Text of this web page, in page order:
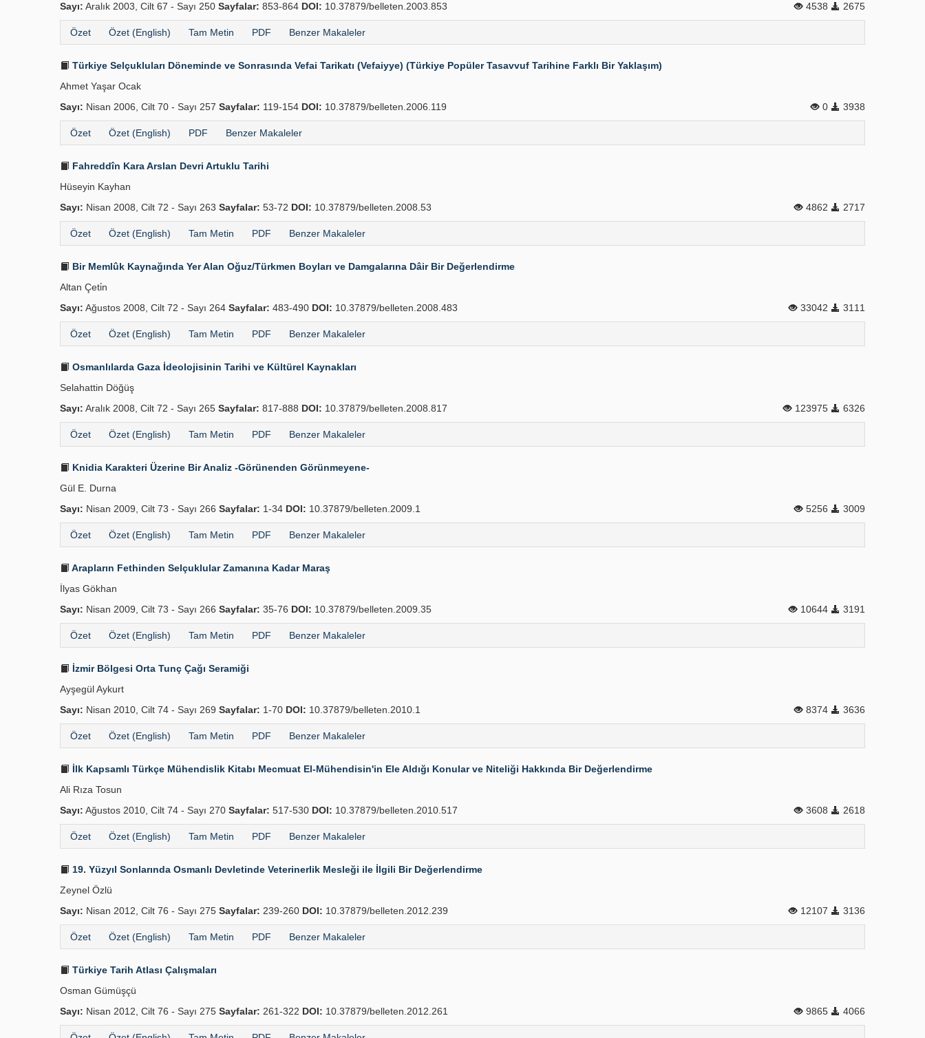
Sayı: Aralık 2003, Cilt 67 - Sayı 250 Sayfalar: 853-864 DOI: 10.37879/belleten.2003.853 4538 2675
Özet Özet (English) Tam Metin PDF Benzer Makaleler
Türkiye Selçukluları Döneminde ve Sonrasında Vefai Tarikatı (Vefaiyye) (Türkiye Popüler Tasavvuf Tarihine Farklı Bir Yaklaşım)
Ahmet Yaşar Ocak
Sayı: Nisan 2006, Cilt 70 - Sayı 257 Sayfalar: 119-154 DOI: 10.37879/belleten.2006.119 0 3938
Özet Özet (English) PDF Benzer Makaleler
Fahreddîn Kara Arslan Devri Artuklu Tarihi
Hüseyin Kayhan
Sayı: Nisan 2008, Cilt 72 - Sayı 263 Sayfalar: 53-72 DOI: 10.37879/belleten.2008.53 4862 2717
Özet Özet (English) Tam Metin PDF Benzer Makaleler
Bir Memlûk Kaynağında Yer Alan Oğuz/Türkmen Boyları ve Damgalarına Dâir Bir Değerlendirme
Altan Çeti̇n
Sayı: Ağustos 2008, Cilt 72 - Sayı 264 Sayfalar: 483-490 DOI: 10.37879/belleten.2008.483 33042 3111
Özet Özet (English) Tam Metin PDF Benzer Makaleler
Osmanlılarda Gaza İdeolojisinin Tarihi ve Kültürel Kaynakları
Selahattin Döğüş
Sayı: Aralık 2008, Cilt 72 - Sayı 265 Sayfalar: 817-888 DOI: 10.37879/belleten.2008.817 123975 6326
Özet Özet (English) Tam Metin PDF Benzer Makaleler
Knidia Karakteri Üzerine Bir Analiz -Görünenden Görünmeyene-
Gül E. Durna
Sayı: Nisan 2009, Cilt 73 - Sayı 266 Sayfalar: 1-34 DOI: 10.37879/belleten.2009.1 5256 3009
Özet Özet (English) Tam Metin PDF Benzer Makaleler
Arapların Fethinden Selçuklular Zamanına Kadar Maraş
İlyas Gökhan
Sayı: Nisan 2009, Cilt 73 - Sayı 266 Sayfalar: 35-76 DOI: 10.37879/belleten.2009.35 10644 3191
Özet Özet (English) Tam Metin PDF Benzer Makaleler
İzmir Bölgesi Orta Tunç Çağı Seramiği
Ayşegül Aykurt
Sayı: Nisan 2010, Cilt 74 - Sayı 269 Sayfalar: 1-70 DOI: 10.37879/belleten.2010.1 8374 3636
Özet Özet (English) Tam Metin PDF Benzer Makaleler
İlk Kapsamlı Türkçe Mühendislik Kitabı Mecmuat El-Mühendisin'in Ele Aldığı Konular ve Niteliği Hakkında Bir Değerlendirme
Ali Rıza Tosun
Sayı: Ağustos 2010, Cilt 74 - Sayı 270 Sayfalar: 517-530 DOI: 10.37879/belleten.2010.517 3608 2618
Özet Özet (English) Tam Metin PDF Benzer Makaleler
19. Yüzyıl Sonlarında Osmanlı Devletinde Veteriner­lik Mesleği ile İlgili Bir Değerlendirme
Zeynel Özlü
Sayı: Nisan 2012, Cilt 76 - Sayı 275 Sayfalar: 239-260 DOI: 10.37879/belleten.2012.239 12107 3136
Özet Özet (English) Tam Metin PDF Benzer Makaleler
Türkiye Tarih Atlası Çalışmaları
Osman Gümüşçü
Sayı: Nisan 2012, Cilt 76 - Sayı 275 Sayfalar: 261-322 DOI: 10.37879/belleten.2012.261 9865 4066